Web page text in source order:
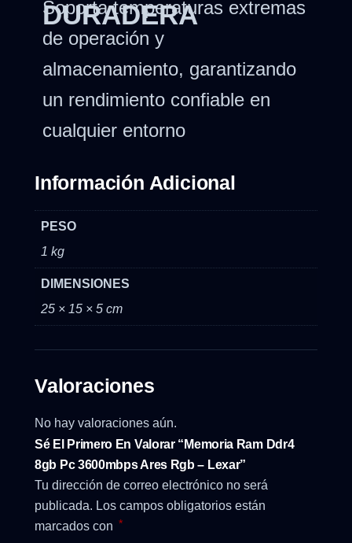
DURADERA
Soporta temperaturas extremas
de operación y
almacenamiento, garantizando
un rendimiento confiable en
cualquier entorno
Información Adicional
PESO
1 kg
DIMENSIONES
25 × 15 × 5 cm
Valoraciones
No hay valoraciones aún.
Sé El Primero En Valorar “Memoria Ram Ddr4
8gb Pc 3600mbps Ares Rgb – Lexar”
Tu dirección de correo electrónico no será
publicada. Los campos obligatorios están
marcados con *